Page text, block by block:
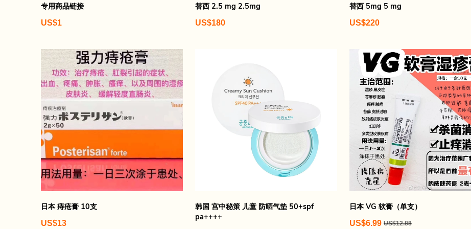
专用商品链接
US$1
替西 2.5 mg 2.5mg
US$180
替西 5mg 5 mg
US$220
日本 痔疮膏 10支
US$13
韩国 宫中秘策 儿童 防晒气垫 50+spf
pa++++
日本 VG 软膏（单支）
US$6.99 US$12.88